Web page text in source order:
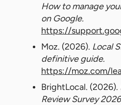
How to manage
on Google.
https://
Moz. (2026). Local
definitive guide.
https://moz.com/
BrightLocal. (2026).
Review Survey